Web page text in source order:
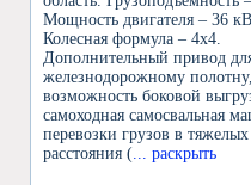
Мощность двигателя – 36
Колесная формула – 4х4.
Дополнительный привод
железнодорожному полотну,
возможность боковой
самоходная самосвальная
перевозки грузов в
расстояния ( ... раскрыть